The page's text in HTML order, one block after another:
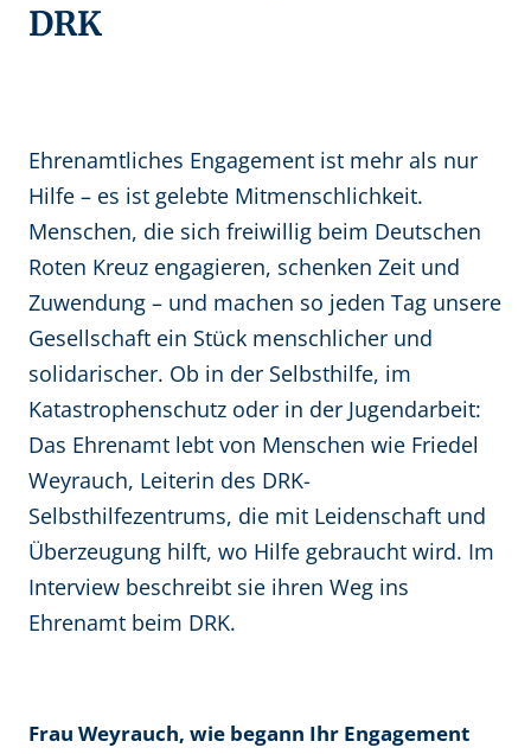
DRK
Ehrenamtliches Engagement ist mehr als nur
Hilfe – es ist gelebte Mitmenschlichkeit.
Menschen, die sich freiwillig beim Deutschen
Roten Kreuz engagieren, schenken Zeit und
Zuwendung – und machen so jeden Tag unsere
Gesellschaft ein Stück menschlicher und
solidarischer. Ob in der Selbsthilfe, im
Katastrophenschutz oder in der Jugendarbeit:
Das Ehrenamt lebt von Menschen wie Friedel
Weyrauch, Leiterin des DRK-
Selbsthilfezentrums, die mit Leidenschaft und
Überzeugung hilft, wo Hilfe gebraucht wird. Im
Interview beschreibt sie ihren Weg ins
Ehrenamt beim DRK.
Frau Weyrauch, wie begann Ihr Engagement